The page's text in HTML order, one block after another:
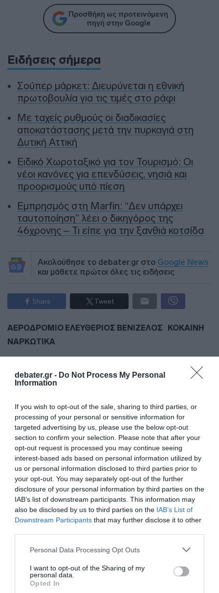
debater.gr - Do Not Process My Personal
Information
If you wish to opt-out of the sale, sharing to third parties, or
processing of your personal or sensitive information for
targeted advertising by us, please use the below opt-out
section to confirm your selection. Please note that after your
opt-out request is processed you may continue seeing
interest-based ads based on personal information utilized by
us or personal information disclosed to third parties prior to
your opt-out. You may separately opt-out of the further
disclosure of your personal information by third parties on the
IAB’s list of downstream participants. This information may
also be disclosed by us to third parties on the IAB’s List of
Downstream Participants that may further disclose it to other
Please note that this website/app uses one or more Google
not limited to your visit or usage behaviour. You may click to
grant or deny consent to Google and its third-party tags to
use your data for below specified purposes in below Google
Personal Data Processing Opt Outs
I want to opt-out of the Sharing of my
personal data.
Opted In
Προσθήκη ως προτεινόμενη
πηγή στην Google
Ειδήσεις σήμερα
Σούπερ μάρκετ: Διευρύνεται η εθνική
πρωτοβουλία για τις τιμές στο ράφι
Με ταχείς ρυθμούς οι διαδικασίες
αποκατάστασης μετά την πυρκαγιά στη
Δυτική Αττική
Ειδικό Χωροταξικό για τον Τουρισμό: Οι
νέοι κανόνες για επενδύσεις, νησιά και
προορισμούς υπό πίεση
Εμπρησμός στη Marfin: “Δεν υπάρχει
ταυτοποίηση” λέει ο δικηγόρος της
46χρονης – Τι είπε για την ξανθιά κοτσίδα
Ακολούθησε το debater.gr στο Google News
και μάθετε πρώτοι όλες τις ειδήσεις
Share Tweet
ΑΕΡΟΔΡΟΜΙΟ ΕΛΕΥΘΕΡΙΟΣ ΒΕΝΙΖΕΛΟΣ
ΚΟΚΑΙΝΗ
ΝΑΡΚΩΤΙΚΑ
ΣΧΟΛΙΑ